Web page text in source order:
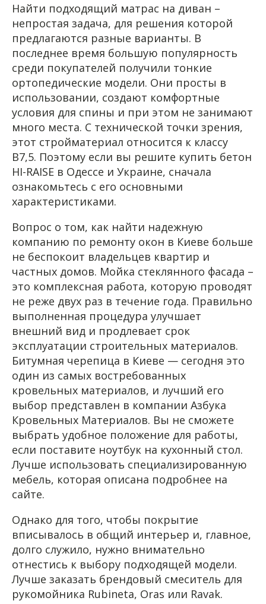
Найти подходящий матрас на диван –
непростая задача, для решения которой
предлагаются разные варианты. В
последнее время большую популярность
среди покупателей получили тонкие
ортопедические модели. Они просты в
использовании, создают комфортные
условия для спины и при этом не занимают
много места. С технической точки зрения,
этот стройматериал относится к классу
В7,5. Поэтому если вы решите купить бетон
HI-RAISE в Одессе и Украине, сначала
ознакомьтесь с его основными
характеристиками.
Вопрос о том, как найти надежную
компанию по ремонту окон в Киеве больше
не беспокоит владельцев квартир и
частных домов. Мойка стеклянного фасада –
это комплексная работа, которую проводят
не реже двух раз в течение года. Правильно
выполненная процедура улучшает
внешний вид и продлевает срок
эксплуатации строительных материалов.
Битумная черепица в Киеве — сегодня это
один из самых востребованных
кровельных материалов, и лучший его
выбор представлен в компании Азбука
Кровельных Материалов. Вы не сможете
выбрать удобное положение для работы,
если поставите ноутбук на кухонный стол.
Лучше использовать специализированную
мебель, которая описана подробнее на
сайте.
Однако для того, чтобы покрытие
вписывалось в общий интерьер и, главное,
долго служило, нужно внимательно
отнестись к выбору подходящей модели.
Лучше заказать брендовый смеситель для
рукомойника Rubineta, Oras или Ravak.